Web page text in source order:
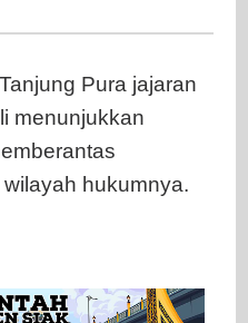
Sabu,
Barang
Pura jajaran
menunjukkan
hukumnya.